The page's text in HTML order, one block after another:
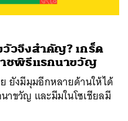
วัวจึงสำคัญ? เกร็ด
าชพิธีแรกนาขวัญ
ยังมีมุมอีกหลายด้านให้ได้
าขวัญ และมีมในโซเชียลมี